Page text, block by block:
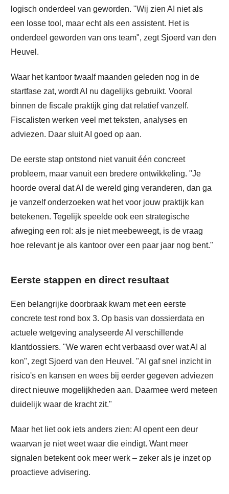
logisch onderdeel van geworden. "Wij zien AI niet als
een losse tool, maar echt als een assistent. Het is
onderdeel geworden van ons team", zegt Sjoerd van den
Heuvel.
Waar het kantoor twaalf maanden geleden nog in de
startfase zat, wordt AI nu dagelijks gebruikt. Vooral
binnen de fiscale praktijk ging dat relatief vanzelf.
Fiscalisten werken veel met teksten, analyses en
adviezen. Daar sluit AI goed op aan.
De eerste stap ontstond niet vanuit één concreet
probleem, maar vanuit een bredere ontwikkeling. "Je
hoorde overal dat AI de wereld ging veranderen, dan ga
je vanzelf onderzoeken wat het voor jouw praktijk kan
betekenen. Tegelijk speelde ook een strategische
afweging een rol: als je niet meebeweegt, is de vraag
hoe relevant je als kantoor over een paar jaar nog bent."
Eerste stappen en direct resultaat
Een belangrijke doorbraak kwam met een eerste
concrete test rond box 3. Op basis van dossierdata en
actuele wetgeving analyseerde AI verschillende
klantdossiers. "We waren echt verbaasd over wat AI al
kon", zegt Sjoerd van den Heuvel. "AI gaf snel inzicht in
risico's en kansen en wees bij eerder gegeven adviezen
direct nieuwe mogelijkheden aan. Daarmee werd meteen
duidelijk waar de kracht zit."
Maar het liet ook iets anders zien: AI opent een deur
waarvan je niet weet waar die eindigt. Want meer
signalen betekent ook meer werk – zeker als je inzet op
proactieve advisering.